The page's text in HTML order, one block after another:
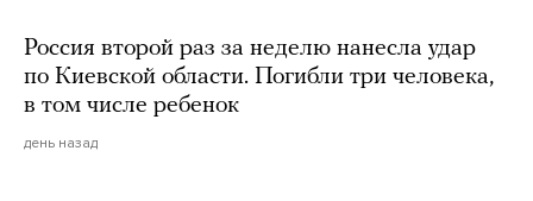
Россия второй раз за неделю нанесла удар
по Киевской области. Погибли три человека,
в том числе ребенок
день назад